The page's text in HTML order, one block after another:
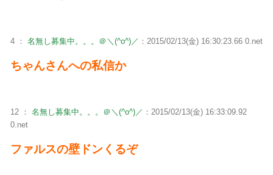
4 ： 名無し募集中。。。＠＼(^o^)／ ：2015/02/13(金) 16:30:23.66 0.net
ちゃんさんへの私信か
12 ： 名無し募集中。。。＠＼(^o^)／ ：2015/02/13(金) 16:33:09.92
0.net
ファルスの壁ドンくるぞ